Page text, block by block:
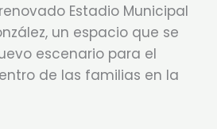
Estadio Municipal
un espacio que se
escenario para el
de las familias en la